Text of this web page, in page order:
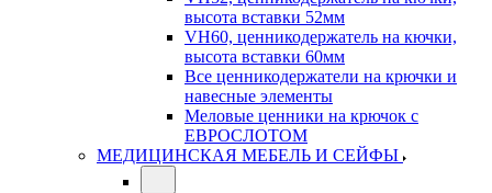
высота вставки 52мм
VH60, ценникодержатель на кючки,
высота вставки 60мм
Все ценникодержатели на крючки и
навесные элементы
Меловые ценники на крючок с
ЕВРОСЛОТОМ
МЕДИЦИНСКАЯ МЕБЕЛЬ И СЕЙФЫ